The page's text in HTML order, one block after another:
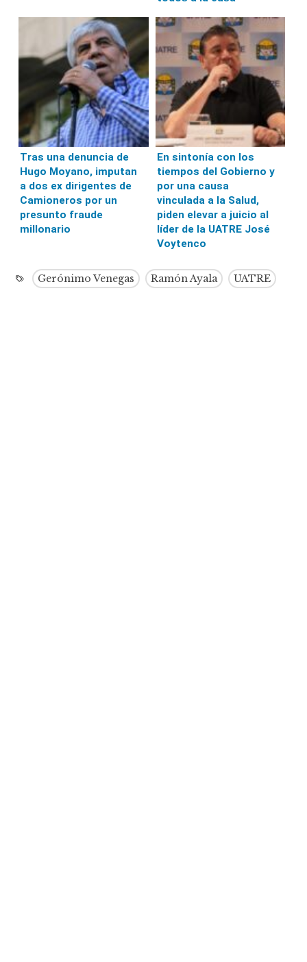
Tras una denuncia de
Hugo Moyano, imputan
a dos ex dirigentes de
Camioneros por un
presunto fraude
millonario
En sintonía con los
tiempos del Gobierno y
por una causa
vinculada a la Salud,
piden elevar a juicio al
líder de la UATRE José
Voytenco
Gerónimo Venegas Ramón Ayala UATRE